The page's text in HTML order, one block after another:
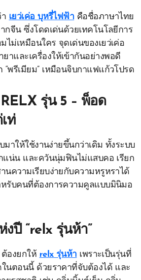
เยว่เค่อ บุหรี่ไฟฟ้าคือชื่อภาษาไทย
กจีน ซึ่งโดดเด่นด้วยเทคโนโลยีการ
ม่เหมือนใคร จุดเด่นของเยว่เค่อ
าและเครื่องให้เข้ากันอย่างพอดี
พรีเมียม” เหมือนจิบกาแฟแก้วโปรด
รุ่น 5 – พ็อด
ท่
าให้ใช้งานง่ายขึ้นกว่าเดิม ทั้งระบบ
แน่น และควันนุ่มฟินไม่แสบคอ เรียก
นความเรียบง่ายกับความหรูหราได้
หรับคนที่ต้องการความคูลแบบมินิมอ
ปี “relx รุ่นห้า”
องยกให้ relx รุ่นห้าเพราะเป็นรุ่นที่
นตอนนี้ ด้วยราคาที่จับต้องได้ และ